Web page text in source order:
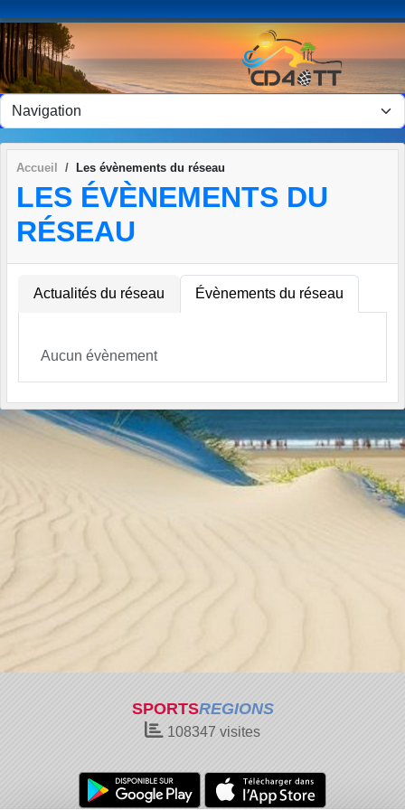
Accueil Les évènements du réseau
LES ÉVÈNEMENTS DU
RÉSEAU
Actualités du réseau Évènements du réseau
Aucun évènement
SPORTSREGIONS
108347 visites